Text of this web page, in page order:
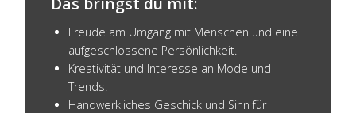
Freude am Umgang mit Menschen und eine
aufgeschlossene Persönlichkeit.
Kreativität und Interesse an Mode und
Trends.
Handwerkliches Geschick und Sinn für